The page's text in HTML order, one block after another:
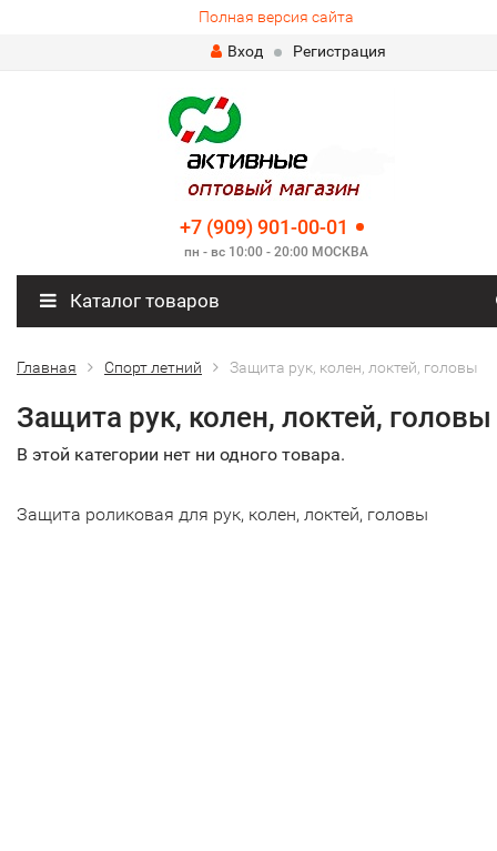
Полная версия сайта
Вход
Регистрация
+7 (909) 901-00-01
пн - вс 10:00 - 20:00 МОСКВА
Каталог товаров
Главная Спорт летний Защита рук, колен, локтей, головы
Защита рук, колен, локтей, головы
В этой категории нет ни одного товара.
Защита роликовая для рук, колен, локтей, головы